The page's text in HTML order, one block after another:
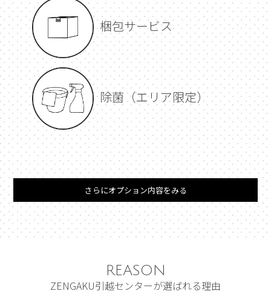
梱包サービス
除菌（エリア限定）
さらにオプション内容をみる
REASON
ZENGAKU引越センターが選ばれる理由